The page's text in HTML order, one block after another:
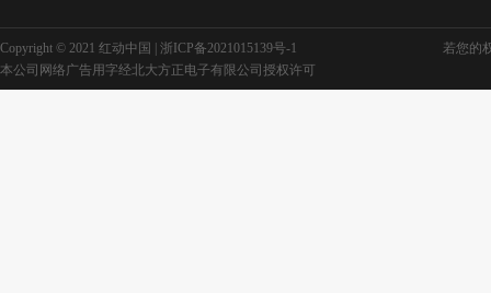
Copyright © 2021 红动中国 | 浙ICP备2021015139号-1
若您的
本公司网络广告用字经北大方正电子有限公司授权许可